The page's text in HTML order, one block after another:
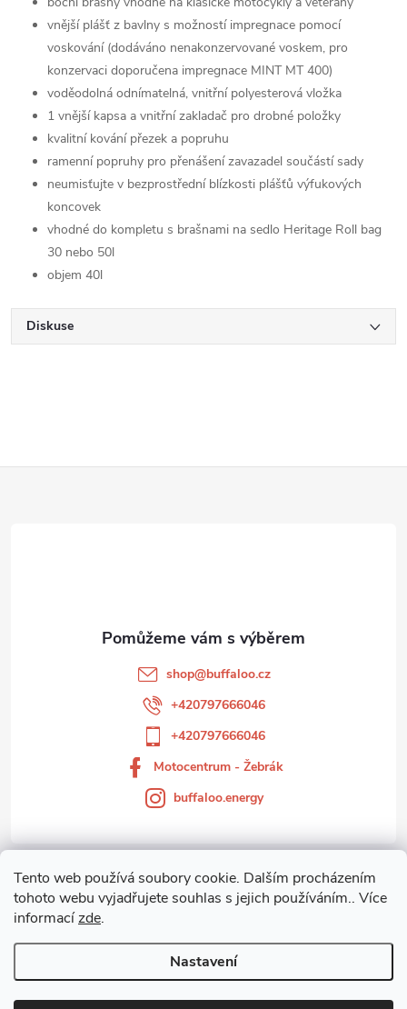
Tento web používá soubory cookie. Dalším procházením
tohoto webu vyjadřujete souhlas s jejich používáním.. Více
informacízde.
Nastavení
vnější plášť z bavlny s možností impregnace pomocí
voskování (dodáváno nenakonzervované voskem, pro
konzervaci doporučena impregnace MINT MT 400)
voděodolná odnímatelná, vnitřní polyesterová vložka
1 vnější kapsa a vnitřní zakladač pro drobné položky
kvalitní kování přezek a popruhu
ramenní popruhy pro přenášení zavazadel součástí sady
neumisťujte v bezprostřední blízkosti plášťů výfukových
koncovek
vhodné do kompletu s brašnami na sedlo Heritage Roll bag
30 nebo 50l
objem 40l
Diskuse
Zákaznický servis
shop@buffaloo.cz
+420797666046
+420797666046
Motocentrum - Žebrák
buffaloo.energy
Copyright 2026Motocentrum - Žebrák. Všechna práva vyhrazena.